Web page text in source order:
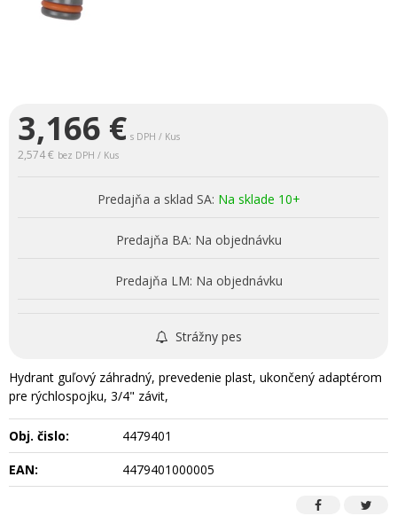
3,166 € s DPH / Kus
2,574 € bez DPH / Kus
Predajňa a sklad SA: Na sklade 10+
Predajňa BA: Na objednávku
Predajňa LM: Na objednávku
Strážny pes
Hydrant guľový záhradný, prevedenie plast, ukončený adaptérom
pre rýchlospojku, 3/4" závit,
Obj. čislo:
4479401
EAN:
4479401000005